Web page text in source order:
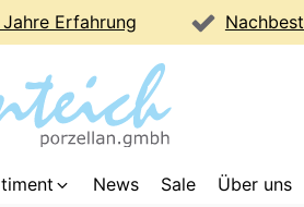
Erfahrung
News Sale Über uns